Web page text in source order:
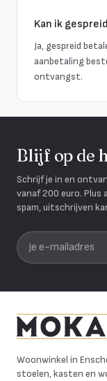
Kan ik
Ja, gespreid
aanbetaling
ontvangst.
Blijf op de
Schrijf je in en
vanaf 200 euro.
spam, uitschrijven
Je e-mailadres
Woonwinkel in
stoelen, kasten en